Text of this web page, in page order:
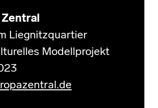
Zentral
Liegnitzquartier
Modellprojekt